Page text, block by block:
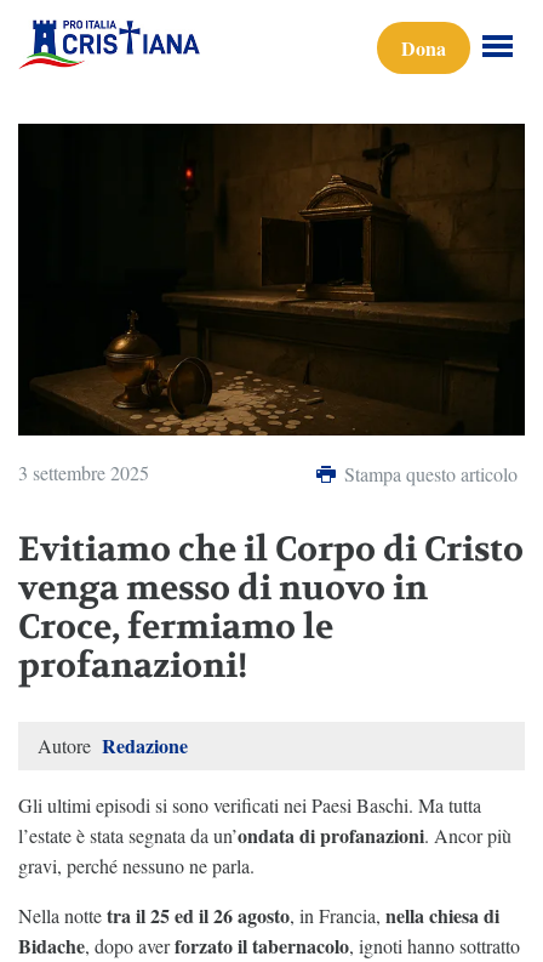
Dona
3 settembre 2025 Stampa questo articolo
Evitiamo che il Corpo di Cristo
venga messo di nuovo in
Croce, fermiamo le
profanazioni!
Autore Redazione
Gli ultimi episodi si sono verificati nei Paesi Baschi. Ma tutta
l’estate è stata segnata da un’ondata di profanazioni. Ancor più
gravi, perché nessuno ne parla.
Nella nottetra il 25 ed il 26 agosto, in Francia, nella chiesa di
Bidache, dopo averforzato il tabernacolo, ignoti hanno sottratto